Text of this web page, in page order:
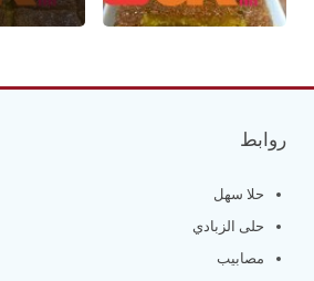
روابط
حلا سهل
حلى الزبادي
مصابيب